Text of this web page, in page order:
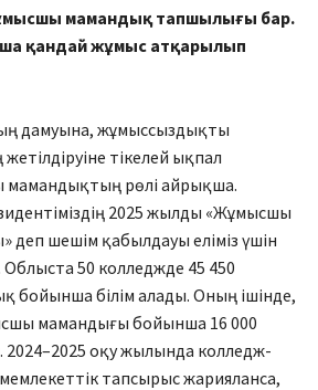
мамандық тапшы­лығы бар.
қан­дай жұмыс атқарылып
дамуы­на, жұмыссыздықты
жетілдіруіне тікелей ықпал
рөлі айрықша.
2025 жылды «Жұмысшы
шешім қабылдауы еліміз үшін
50 колледжде 45 450
бойынша білім алады. Оның ішінде,
мамандығы бойын­ша 16 000
2024–2025 оқу жылында колледж­
тапсырыс жарияланса,